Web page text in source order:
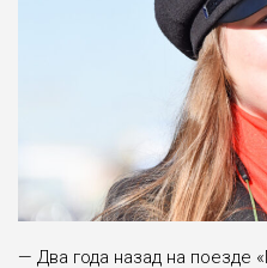
— Два года назад на поезде